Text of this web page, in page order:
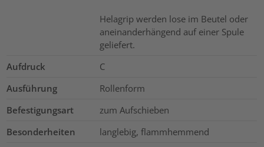
Helagrip werden lose im Beutel oder
aneinanderhängend auf einer Spule
geliefert.
Aufdruck
C
Ausführung
Rollenform
Befestigungsart
zum Aufschieben
Besonderheiten
langlebig, flammhemmend